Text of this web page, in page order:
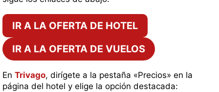
IR A LA OFERTA DE HOTEL
IR A LA OFERTA DE VUELOS
En Trivago, dirígete a la pestaña «Precios» en la
página del hotel y elige la opción destacada: